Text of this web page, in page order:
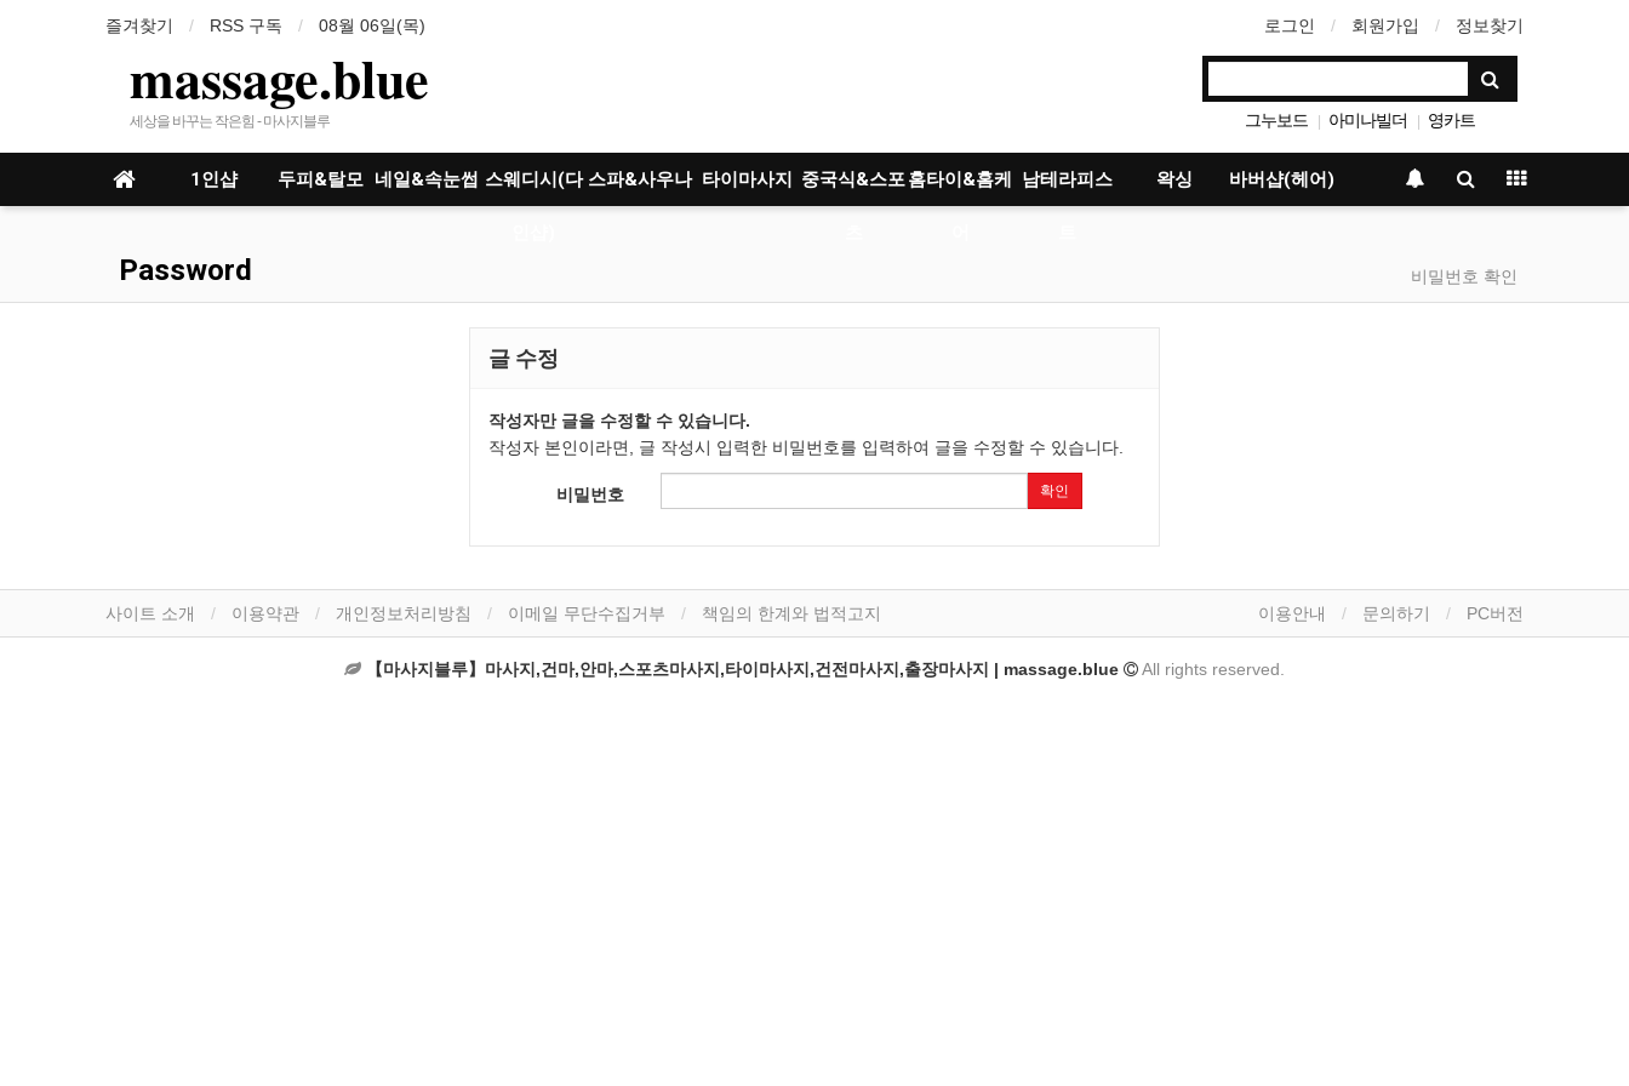
즐겨찾기 RSS 구독 08월 06일(목) 로그인 회원가입 정보찾기
massage.blue
세상을 바꾸는 작은힘 - 마사지블루 그누보드 아미나빌더 영카트
| 베이직테마
1인샵 두피&탈모 네일&속눈썹 스웨디시(다 스파&사우나 타이마사지 중국식&스포홈타이&홈케 남테라피스 왁싱 바버샵(헤어)
Password 비밀번호 확인
글 수정
작성자만 글을 수정할 수 있습니다.
작성자 본인이라면, 글 작성시 입력한 비밀번호를 입력하여 글을 수정할 수 있습니다.
비밀번호 확인
사이트 소개 이용약관 개인정보처리방침 이메일 무단수집거부 책임의 한계와 법적고지 이용안내 문의하기 PC버전
【마사지블루】마사지,건마,안마,스포츠마사지,타이마사지,건전마사지,출장마사지 | massage.blue All rights reserved.